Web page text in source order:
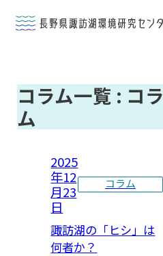
小 中 大

研究活動

コラム一覧 : コラ
ム
2025
年12
月23
日
コラム
諏訪湖の「ヒシ」は
何者か？